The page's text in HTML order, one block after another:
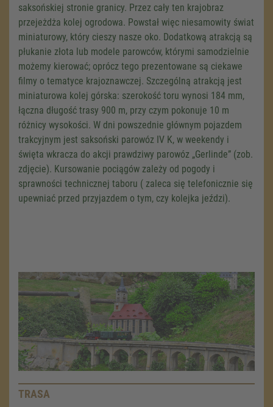
saksońskiej stronie granicy. Przez cały ten krajobraz
przejeżdża kolej ogrodowa. Powstał więc niesamowity świat
miniaturowy, który cieszy nasze oko. Dodatkową atrakcją są
płukanie złota lub modele parowców, którymi samodzielnie
możemy kierować; oprócz tego prezentowane są ciekawe
filmy o tematyce krajoznawczej. Szczególną atrakcją jest
miniaturowa kolej górska: szerokość toru wynosi 184 mm,
łączna długość trasy 900 m, przy czym pokonuje 10 m
różnicy wysokości. W dni powszednie głównym pojazdem
trakcyjnym jest saksoński parowóz IV K, w weekendy i
święta wkracza do akcji prawdziwy parowóz „Gerlinde” (zob.
zdjęcie). Kursowanie pociągów zależy od pogody i
sprawności technicznej taboru ( zaleca się telefonicznie się
upewniać przed przyjazdem o tym, czy kolejka jeździ).
TRASA